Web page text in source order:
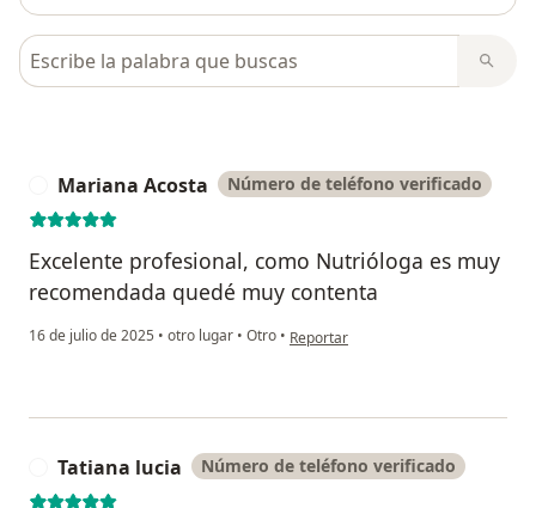
Busca en opiniones
Mariana Acosta Número de teléfono verificado
Excelente profesional, como Nutrióloga es muy
recomendada quedé muy contenta
16 de julio de 2025 • otro lugar • Otro • en opinión del usuario Mariana
Reportar
Tatiana lucia Número de teléfono verificado